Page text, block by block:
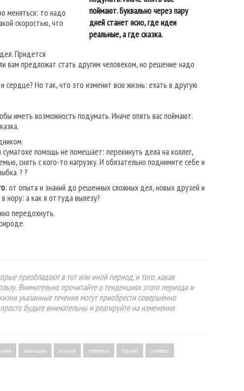
поймают. Буквально через пару
дней станет ясно, где идеи
реальные, а где сказка.
меняться: то надо
скоростью, что
Придется
вам предложат стать другим человеком, но решение надо
Но так, что это изменит всю жизнь: ехать в другую
иметь возможность подумать. Иначе опять вас поймают.
помощь не помешает: перекинуть дела на коллег,
снять с кого-то нагрузку. И обязательно поднимите себе и
? ?
: от опыта и знаний до решенных сложных дел, новых друзей и
нору: а как я оттуда вылезу?
передохнуть.
преобладают в тот или иной период, и того, какая
Внимательно прочитайте о тенденциях этого периода и
указанные течения могут приобрести совершенно
будьте внимательны и реагируйте на изменения
календарь лунный перемены прогноз символы